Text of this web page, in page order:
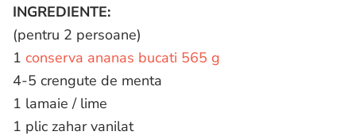
INGREDIENTE:
(pentru 2 persoane)
1 conserva ananas bucati 565 g
4-5 crengute de menta
1 lamaie / lime
1 plic zahar vanilat